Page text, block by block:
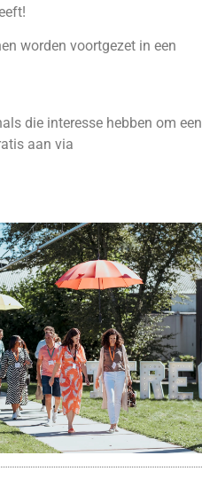
worden voortgezet in een
die interesse hebben om een
aan via